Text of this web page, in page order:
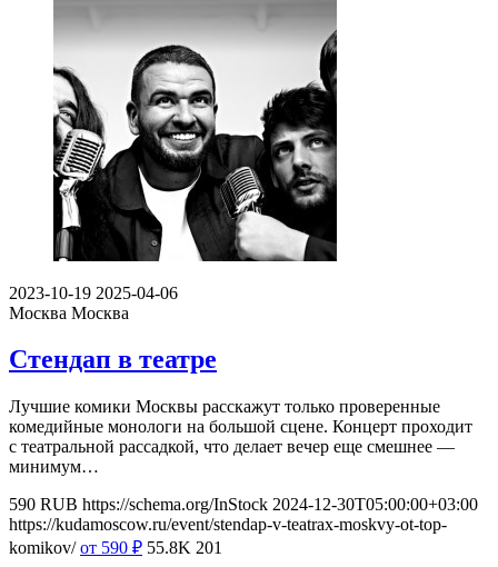
2023-10-19 2025-04-06
Москва Москва
Стендап в театре
Лучшие комики Москвы расскажут только проверенные
комедийные монологи на большой сцене. Концерт проходит
с театральной рассадкой, что делает вечер еще смешнее —
минимум…
590 RUB https://schema.org/InStock 2024-12-30T05:00:00+03:00
https://kudamoscow.ru/event/stendap-v-teatrax-moskvy-ot-top-
komikov/ от 590 ₽ 55.8K 201